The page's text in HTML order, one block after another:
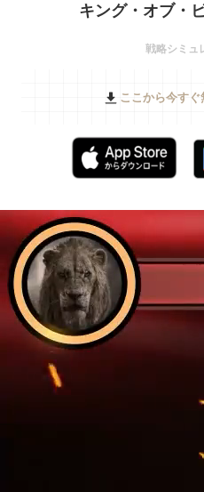
キング・オブ・
戦略シミュ
ここから今す